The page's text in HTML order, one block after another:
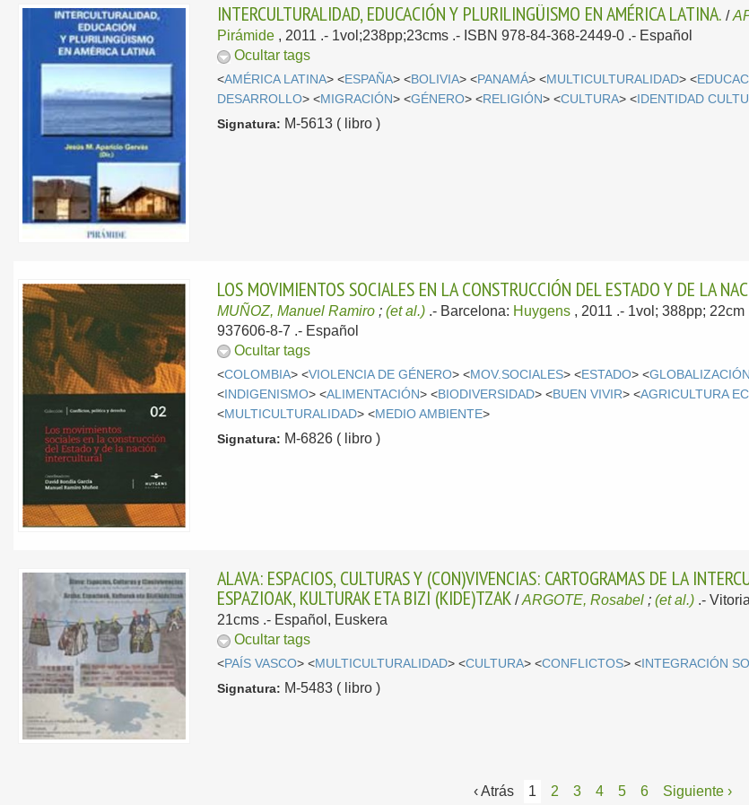
INTERCULTURALIDAD, EDUCACIÓN Y PLURILINGÜISMO EN AMÉRICA LATINA. /
Pirámide , 2011 .- 1vol;238pp;23cms .- ISBN 978-84-368-2449-0 .- Español
Ocultar tags
<AMÉRICA LATINA> <ESPAÑA> <BOLIVIA> <PANAMÁ> <MULTICULTURALIDAD> <
DESARROLLO> <MIGRACIÓN> <GÉNERO> <RELIGIÓN> <CULTURA> < IDENTIDAD
Signatura: M-5613 ( libro )
LOS MOVIMIENTOS SOCIALES EN LA CONSTRUCCIÓN DEL ESTADO Y DE LA
MUÑOZ, Manuel Ramiro ;(et al.) .- Barcelona: Huygens , 2011 .- 1vol; 388pp;
937606-8-7 .- Español
Ocultar tags
<COLOMBIA> <VIOLENCIA DE GÉNERO> <MOV.SOCIALES> <ESTADO> <
<INDIGENISMO> <ALIMENTACIÓN> <BIODIVERSIDAD> <BUEN VIVIR> <AGRICULTURA
<MULTICULTURALIDAD> <MEDIO AMBIENTE>
Signatura: M-6826 ( libro )
ALAVA: ESPACIOS, CULTURAS Y (CON)VIVENCIAS: CARTOGRAMAS DE LA
ESPAZIOAK, KULTURAK ETA BIZI (KIDE)TZAK /ARGOTE, Rosabel ;(et al.) .-
21cms .- Español, Euskera
Ocultar tags
<PAÍS VASCO> <MULTICULTURALIDAD> <CULTURA> <CONFLICTOS> < INTEGRACIÓN
Signatura: M-5483 ( libro )
‹ Atrás 1 2 3 4 5 6 Siguiente ›